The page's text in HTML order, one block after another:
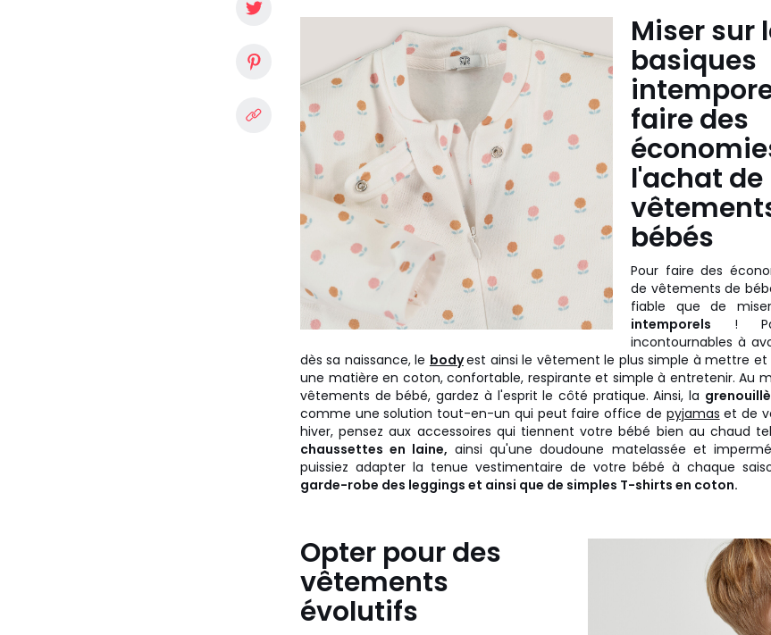
Miser sur
basiques
faire des
l'achat de
bébés
Pour faire des
de vêtements de
fiable que de
intemporels !
incontournables à
dès sa naissance, le bodyest ainsi le vêtement le plus simple à mettre et
une matière en coton, confortable, respirante et simple à entretenir. Au
vêtements de bébé, gardez à l'esprit le côté pratique. Ainsi, la
comme une solution tout-en-un qui peut faire office de pyjamas et de
hiver, pensez aux accessoires qui tiennent votre bébé bien au chaud
chaussettes en laine, ainsi qu'une doudoune matelassée et
puissiez adapter la tenue vestimentaire de votre bébé à chaque
garde-robe des leggings et ainsi que de simples T-shirts en coton.
Opter pour des
vêtements
évolutifs